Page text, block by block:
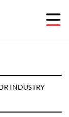
INDUSTRY